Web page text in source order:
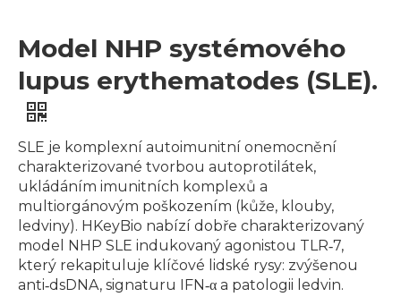
Model NHP systémového
lupus erythematodes (SLE).
SLE je komplexní autoimunitní onemocnění
charakterizované tvorbou autoprotilátek,
ukládáním imunitních komplexů a
multiorgánovým poškozením (kůže, klouby,
ledviny). HKeyBio nabízí dobře charakterizovaný
model NHP SLE indukovaný agonistou TLR‑7,
který rekapituluje klíčové lidské rysy: zvýšenou
anti‑dsDNA, signaturu IFN‑α a patologii ledvin.